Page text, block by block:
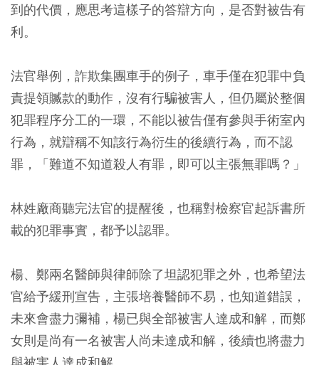
到的代價，應思考這樣子的答辯方向，是否對被告有
利。
法官舉例，詐欺集團車手的例子，車手僅在犯罪中負
責提領贓款的動作，沒有行騙被害人，但仍屬於整個
犯罪程序分工的一環，不能以被告僅有參與手術室內
行為，就辯稱不知該行為衍生的後續行為，而不認
罪，「難道不知道殺人有罪，即可以主張無罪嗎？」
林姓廠商聽完法官的提醒後，也稱對檢察官起訴書所
載的犯罪事實，都予以認罪。
楊、鄭兩名醫師與律師除了坦認犯罪之外，也希望法
官給予緩刑宣告，主張培養醫師不易，也知道錯誤，
未來會盡力彌補，楊已與全部被害人達成和解，而鄭
女則是尚有一名被害人尚未達成和解，後續也將盡力